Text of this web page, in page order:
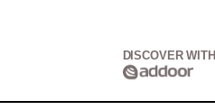
DISCOVER WITH